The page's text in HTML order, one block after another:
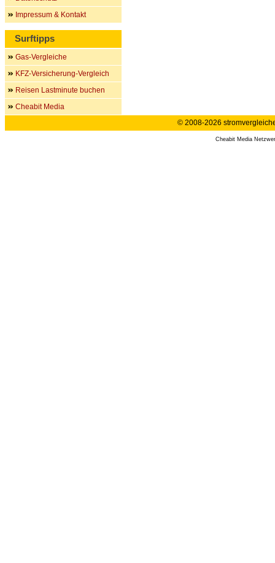
Impressum & Kontakt
Surftipps
Gas-Vergleiche
KFZ-Versicherung-Vergleich
Reisen Lastminute buchen
Cheabit Media
© 2008-2026
Cheabit Media